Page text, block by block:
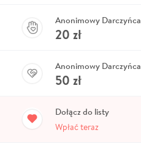
Anonimowy Darczyńca
20 zł
Anonimowy Darczyńca
50 zł
Dołącz do listy
Wpłać teraz